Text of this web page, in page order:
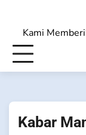
contentKami
Kabar